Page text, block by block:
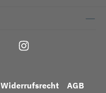
Widerrufsrecht AGB